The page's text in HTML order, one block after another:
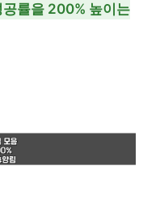
공률을 200% 높이는